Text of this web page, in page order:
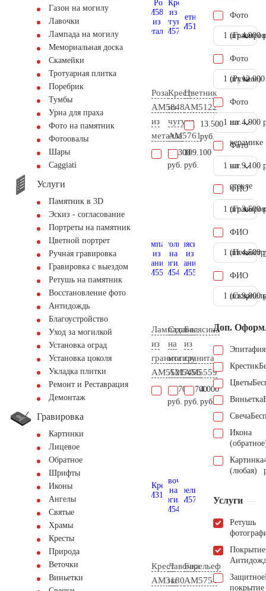
Газон на могилу
Лавочки
Лампада на могилу
Мемориальная доска
Скамейки
Тротуарная плитка
Поребрик
Тумбы
Урна для праха
Фото на памятник
Фотоовалы
Шары
Сaggiati
Услуги
Памятник в 3D
Эскиз - согласование
Портреты на памятник
Цветной портрет
Ручная гравировка
Гравировка с выездом
Ретушь на памятник
Восстановление фото
Антидождь
Благоустройство
Уход за могилкой
Установка оград
Установка цоколя
Укладка плитки
Ремонт и Реставрация
Демонтаж
Гравировка
Картинки
Лицевое
Обратное
Шрифты
Иконы
Ангелы
Святые
Храмы
Кресты
Природа
Веточки
Виньетки
Роза
AM5848
из
металла
24.300
руб.
Крест
из
чугуна
AM5761
109.100
руб.
Цветник
AM5122
13.500
руб.
Лампада
из
гранита
AM5521
15.700
руб.
Столик
на
могилу
AM5456
62.700
руб.
Балясина
из
гранита
AM5559
4.000
руб.
Крест
AM3180
Лавочка
на
Барельеф
AM5754
Фото
1 шт.4.900
Фото
(Ручное)
1 шт.
Фото
на
керамике
1 шт. 4.900
Фото
на
стекле
1 шт. 9.100
ФИО
1 шт.3.500
ФИО
1 шт.4.500
ФИО
1 шт.9.000
Доп.
Эпитафия
Крестик
Цветы
Виньетка
Свеча
Икона
Картинка
(любая)
Услуги
Ретушь
Покрытие
Защитное
покрытие